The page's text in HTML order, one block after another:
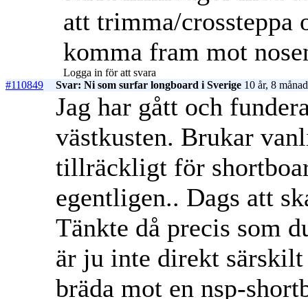
att trimma/crossteppa
komma fram mot
Logga in för att svara
#110849
Svar: Ni som surfar longboard i Sverige 10 år, 8
Jag har gått och
västkusten. Brukar
tillräckligt för
egentligen.. Dags att
Tänkte då precis som
är ju inte direkt
bräda mot en nsp-